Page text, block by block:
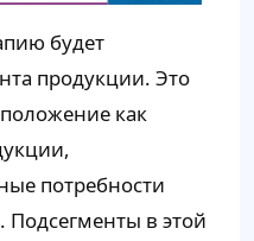
будет
продукции. Это
как
потребности
Подсегменты в этой